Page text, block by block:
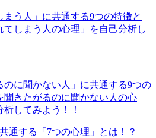
まう人」に共通する9つの特徴と
てしまう人の心理」を自己分析し
のに聞かない人」に共通する9つの
聞きたがるのに聞かない人の心
してみよう！！
通する「7つの心理」とは！？